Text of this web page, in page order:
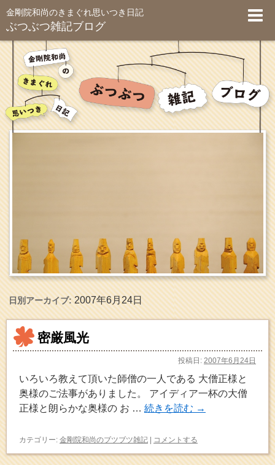
金剛院和尚のきまぐれ思いつき日記
ぶつぶつ雑記ブログ
日別アーカイブ:2007年6月24日
密厳風光
投稿日: 2007年6月24日
いろいろ教えて頂いた師僧の一人である 大僧正様と
奥様のご法事がありました。 アイディア一杯の大僧
正様と朗らかな奥様の お … 続きを読む →
カテゴリー: 金剛院和尚のブツブツ雑記 | コメントする